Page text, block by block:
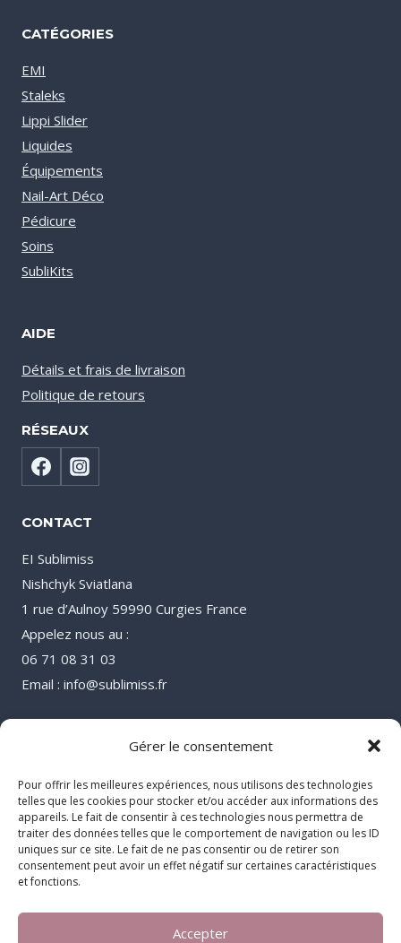
Gérer le consentement
Pour offrir les meilleures expériences, nous utilisons des technologies
telles que les cookies pour stocker et/ou accéder aux informations des
appareils. Le fait de consentir à ces technologies nous permettra de
traiter des données telles que le comportement de navigation ou les ID
uniques sur ce site. Le fait de ne pas consentir ou de retirer son
consentement peut avoir un effet négatif sur certaines caractéristiques
et fonctions.
Accepter
CATÉGORIES
EMI
Staleks
Lippi Slider
Liquides
Équipements
Nail-Art Déco
Pédicure
Soins
SubliKits
AIDE
Détails et frais de livraison
Politique de retours
RÉSEAUX
CONTACT
EI Sublimiss
Nishchyk Sviatlana
1 rue d’Aulnoy 59990 Curgies France
Appelez nous au :
06 71 08 31 03
Email : info@sublimiss.fr